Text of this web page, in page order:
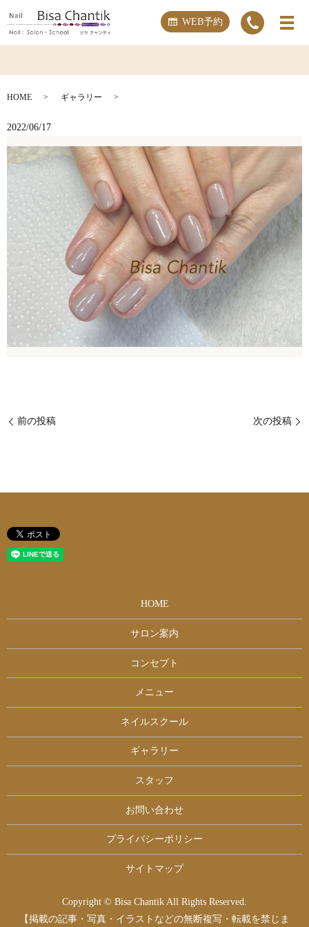
WEB予約
HOME ギャラリー
2022/06/17
前の投稿 次の投稿
HOME
サロン案内
コンセプト
メニュー
ネイルスクール
ギャラリー
スタッフ
お問い合わせ
プライバシーポリシー
サイトマップ
Copyright © Bisa Chantik All Rights Reserved.
【掲載の記事・写真・イラストなどの無断複写・転載を禁じま